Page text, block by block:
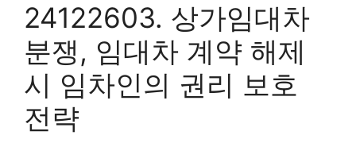
24122603. 상가임대차
분쟁, 임대차 계약 해제
시 임차인의 권리 보호
전략